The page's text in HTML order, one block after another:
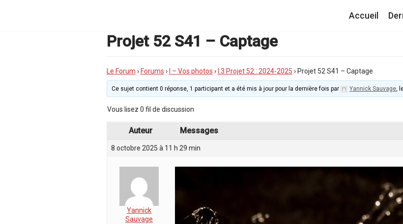
Accueil
Projet 52 S41 – Captage
Le Forum › Forums › I – Vos photos › I.3 Projet 52 : 2024-2025 › Projet 52 S41 – Captage
Ce sujet contient 0 réponse, 1 participant et a été mis à jour pour la dernière fois par Yannick Sauvage,
Vous lisez 0 fil de discussion
Auteur Messages
8 octobre 2025 à 11 h 29 min
Yannick
Sauvage